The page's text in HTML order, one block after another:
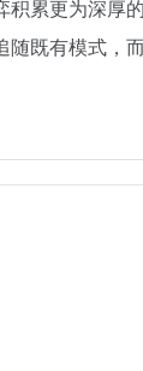
累更为深厚
既有模式，